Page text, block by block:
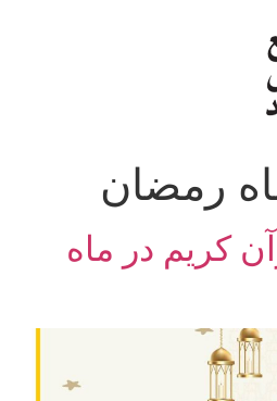
رمضان
کریم در ماه